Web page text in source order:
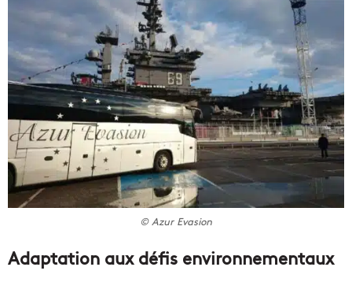
© Azur Evasion
Adaptation aux défis environnementaux